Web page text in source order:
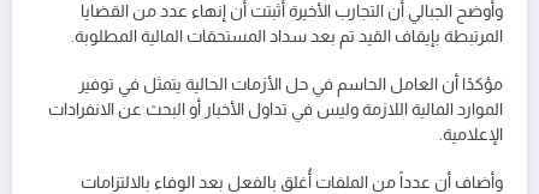
وأوضح الجبالي أن التجارب الأخيرة أثبتت أن إنهاء عدد من القضايا
المرتبطة بإيقاف القيد تم بعد سداد المستحقات المالية المطلوبة.
مؤكدًا أن العامل الحاسم في حل الأزمات الحالية يتمثل في توفير
الموارد المالية اللازمة وليس في تداول الأخبار أو البحث عن الانفرادات
الإعلامية.
وأضاف أن عدداً من الملفات أُغلق بالفعل بعد الوفاء بالالتزامات